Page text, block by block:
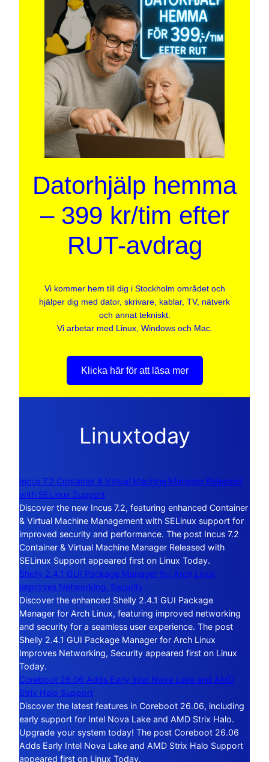
Datorhjälp hemma
– 399 kr/tim efter
RUT-avdrag
Vi kommer hem till dig i Stockholm området och
hjälper dig med dator, skrivare, kablar, TV, nätverk
och annat tekniskt.
Vi arbetar med Linux, Windows och Mac.
Klicka här för att läsa mer
Linuxtoday
Incus 7.2 Container & Virtual Machine Manager Released
with SELinux Support
Discover the new Incus 7.2, featuring enhanced Container
& Virtual Machine Management with SELinux support for
improved security and performance. The post Incus 7.2
Container & Virtual Machine Manager Released with
SELinux Support appeared first on Linux Today.
Shelly 2.4.1 GUI Package Manager for Arch Linux
Improves Networking, Security
Discover the enhanced Shelly 2.4.1 GUI Package
Manager for Arch Linux, featuring improved networking
and security for a seamless user experience. The post
Shelly 2.4.1 GUI Package Manager for Arch Linux
Improves Networking, Security appeared first on Linux
Today.
Coreboot 26.06 Adds Early Intel Nova Lake and AMD
Strix Halo Support
Discover the latest features in Coreboot 26.06, including
early support for Intel Nova Lake and AMD Strix Halo.
Upgrade your system today! The post Coreboot 26.06
Adds Early Intel Nova Lake and AMD Strix Halo Support
appeared first on Linux Today.